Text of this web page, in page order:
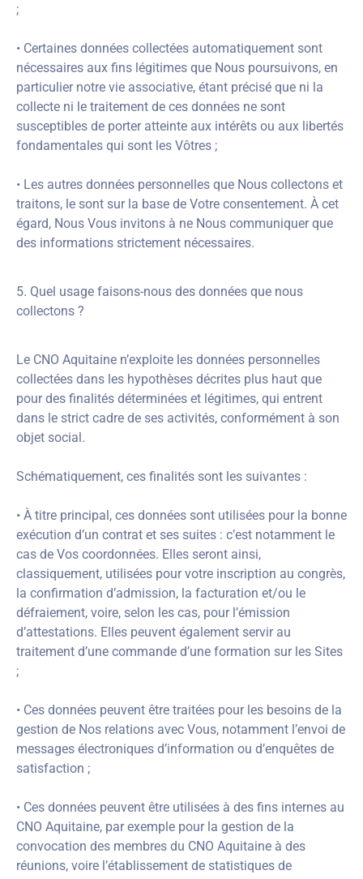
;
• Certaines données collectées automatiquement sont
nécessaires aux fins légitimes que Nous poursuivons, en
particulier notre vie associative, étant précisé que ni la
collecte ni le traitement de ces données ne sont
susceptibles de porter atteinte aux intérêts ou aux libertés
fondamentales qui sont les Vôtres ;
• Les autres données personnelles que Nous collectons et
traitons, le sont sur la base de Votre consentement. À cet
égard, Nous Vous invitons à ne Nous communiquer que
des informations strictement nécessaires.
5. Quel usage faisons-nous des données que nous
collectons ?
Le CNO Aquitaine n’exploite les données personnelles
collectées dans les hypothèses décrites plus haut que
pour des finalités déterminées et légitimes, qui entrent
dans le strict cadre de ses activités, conformément à son
objet social.
Schématiquement, ces finalités sont les suivantes :
• À titre principal, ces données sont utilisées pour la bonne
exécution d’un contrat et ses suites : c’est notamment le
cas de Vos coordonnées. Elles seront ainsi,
classiquement, utilisées pour votre inscription au congrès,
la confirmation d’admission, la facturation et/ou le
défraiement, voire, selon les cas, pour l’émission
d’attestations. Elles peuvent également servir au
traitement d’une commande d’une formation sur les Sites
;
• Ces données peuvent être traitées pour les besoins de la
gestion de Nos relations avec Vous, notamment l’envoi de
messages électroniques d’information ou d’enquêtes de
satisfaction ;
• Ces données peuvent être utilisées à des fins internes au
CNO Aquitaine, par exemple pour la gestion de la
convocation des membres du CNO Aquitaine à des
réunions, voire l’établissement de statistiques de